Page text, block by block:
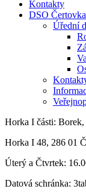
Kontakty
DSO Čertovka
Úřední
Horka I části:
Horka I 48, 286 01
Úterý a Čtvrtek:
Datová schránka: